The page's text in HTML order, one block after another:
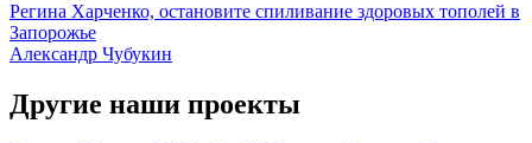
Регина Харченко, остановите спиливание здоровых тополей в
Запорожье
Александр Чубукин
Другие наши проекты